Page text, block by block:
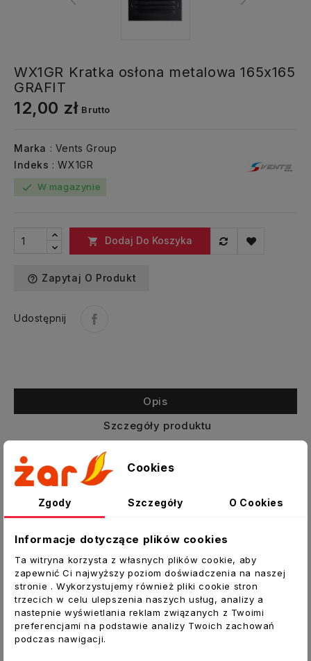
WX1GR Kratka osłona metalowa 165x165
GRAFIT
12,00 zł Brutto
Marka : Vents Group
Indeks : WX1GR
check W magazynie
 Dodaj Do Koszyka
help_outline Zapytaj O Produkt
Udostępnij
Opis
Szczegóły produktu
Osłona wentylacyjna ze stali
Do stosowania zewnętrznego
Wyposażonaw siatkę- chroni przed
dostaniem się do wnętrz insektów i
zanieczyszczeń
Dane techniczne:
Typ:Kratka wentylacyjna
Cookies
Zgody Szczegóły O Cookies
Informacje dotyczące plików cookies
Ta witryna korzysta z własnych plików cookie, aby
zapewnić Ci najwyższy poziom doświadczenia na naszej
stronie . Wykorzystujemy również pliki cookie stron
trzecich w celu ulepszenia naszych usług, analizy a
nastepnie wyświetlania reklam związanych z Twoimi
preferencjami na podstawie analizy Twoich zachowań
podczas nawigacji.